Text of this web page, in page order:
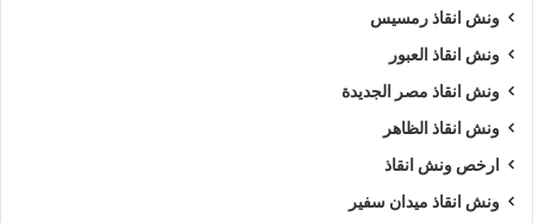
ونش انقاذ رمسيس
ونش انقاذ العبور
ونش انقاذ مصر الجديدة
ونش انقاذ الظاهر
ارخص ونش انقاذ
ونش انقاذ ميدان سفير